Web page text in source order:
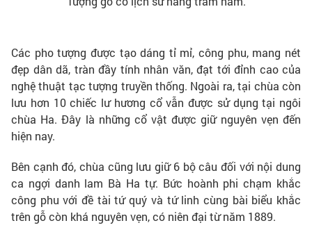
Các pho tượng được tạo dáng tỉ mỉ, công phu, mang nét
đẹp dân dã, tràn đầy tính nhân văn, đạt tới đỉnh cao của
nghệ thuật tạc tượng truyền thống. Ngoài ra, tại chùa còn
lưu hơn 10 chiếc lư hương cổ vẫn được sử dụng tại ngôi
chùa Ha. Đây là những cổ vật được giữ nguyên vẹn đến
hiện nay.
Bên cạnh đó, chùa cũng lưu giữ 6 bộ câu đối với nội dung
ca ngợi danh lam Bà Ha tự. Bức hoành phi chạm khắc
công phu với đề tài tứ quý và tứ linh cùng bài biểu khắc
trên gỗ còn khá nguyên vẹn, có niên đại từ năm 1889.